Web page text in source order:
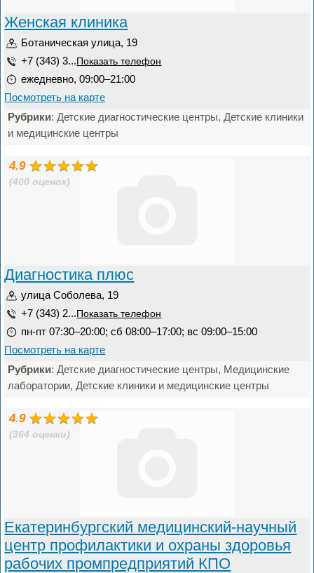
Женская клиника
Ботаническая улица, 19
+7 (343) 3... Показать телефон
ежедневно, 09:00–21:00
Посмотреть на карте
Рубрики: Детские диагностические центры, Детские клиники
и медицинские центры
4.9
(400 оценок)
Диагностика плюс
улица Соболева, 19
+7 (343) 2... Показать телефон
пн-пт 07:30–20:00; сб 08:00–17:00; вс 09:00–15:00
Посмотреть на карте
Рубрики: Детские диагностические центры, Медицинские
лаборатории, Детские клиники и медицинские центры
4.9
(364 оценки)
Екатеринбургский медицинский-научный
центр профилактики и охраны здоровья
рабочих промпредприятий КПО